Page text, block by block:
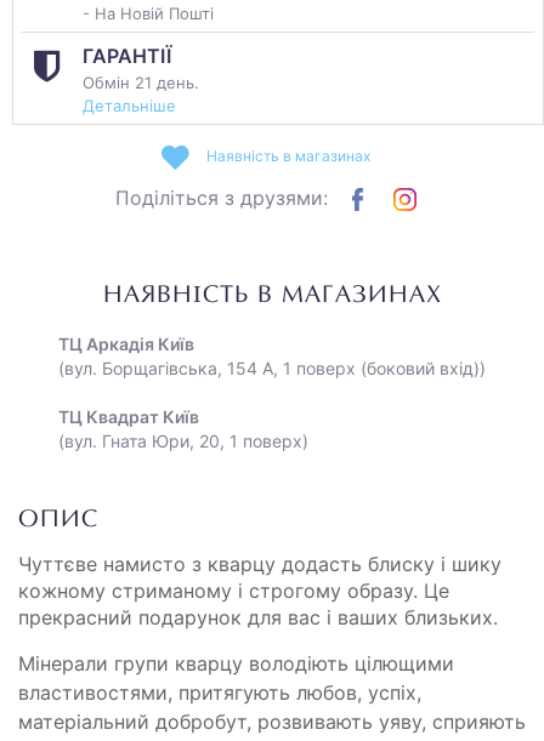
- На Новій Пошті
ГАРАНТІЇ
Обмін 21 день.
Детальніше
Наявність в магазинах
Поділіться з друзями:
НАЯВНІСТЬ В МАГАЗИНАХ
ТЦ Аркадія Київ
(вул. Борщагівська, 154 А, 1 поверх (боковий вхід))
ТЦ Квадрат Київ
(вул. Гната Юри, 20, 1 поверх)
ОПИС
Чуттєве намисто з кварцу додасть блиску і шику
кожному стриманому і строгому образу. Це
прекрасний подарунок для вас і ваших близьких.
Мінерали групи кварцу володіють цілющими
властивостями, притягують любов, успіх,
матеріальний добробут, розвивають уяву, сприяють